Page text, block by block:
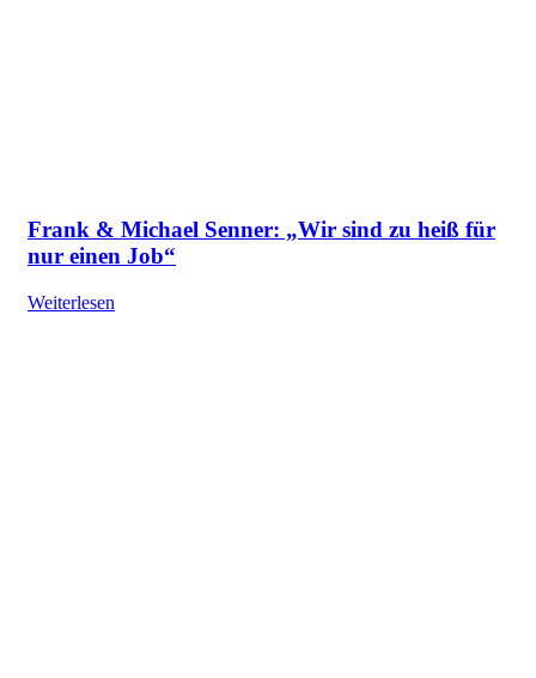
Frank & Michael Senner: „Wir sind zu heiß für
nur einen Job“
Weiterlesen